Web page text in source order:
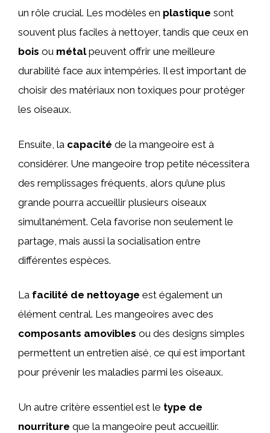
un rôle crucial. Les modèles en plastique sont
souvent plus faciles à nettoyer, tandis que ceux en
bois ou métalpeuvent offrir une meilleure
durabilité face aux intempéries. Il est important de
choisir des matériaux non toxiques pour protéger
les oiseaux.
Ensuite, la capacité de la mangeoire est à
considérer. Une mangeoire trop petite nécessitera
des remplissages fréquents, alors qu’une plus
grande pourra accueillir plusieurs oiseaux
simultanément. Cela favorise non seulement le
partage, mais aussi la socialisation entre
différentes espèces.
La facilité de nettoyage est également un
élément central. Les mangeoires avec des
composants amovibles ou des designs simples
permettent un entretien aisé, ce qui est important
pour prévenir les maladies parmi les oiseaux.
Un autre critère essentiel est le type de
nourriture que la mangeoire peut accueillir.